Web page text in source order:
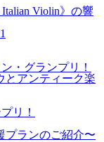
Violin》の響
・グランプリ！
とアンティーク楽
リ！
プランのご紹介〜